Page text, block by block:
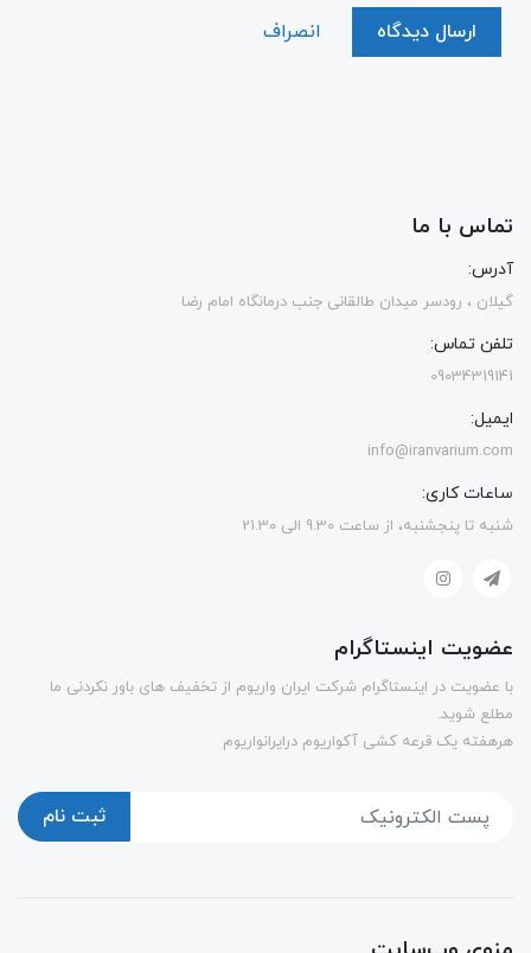
ارسال دیدگاه انصراف
تماس با ما
آدرس:
گیلان ، رودسر میدان طالقانی جنب درمانگاه امام رضا
تلفن تماس:
09034319141
ایمیل:
info@iranvarium.com
ساعات کاری:
شنبه تا پنجشنبه، از ساعت 9.30 الی 21.30
عضویت اینستاگرام
با عضویت در اینستاگرام شرکت ایران واریوم از تخفیف های باور نکردنی ما
مطلع شوید.
هرهفته یک قرعه کشی آکواریوم درایرانواریوم
ثبت نام